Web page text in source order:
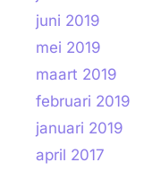
juni 2019
mei 2019
maart 2019
februari 2019
januari 2019
april 2017